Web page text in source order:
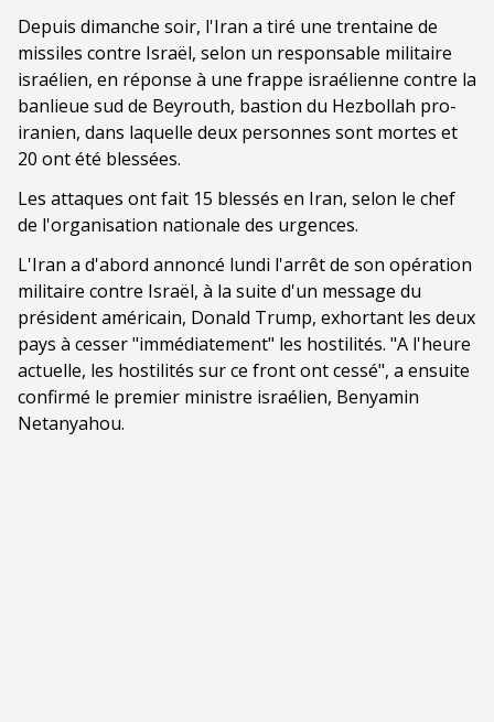
Depuis dimanche soir, l'Iran a tiré une trentaine de
missiles contre Israël, selon un responsable militaire
israélien, en réponse à une frappe israélienne contre la
banlieue sud de Beyrouth, bastion du Hezbollah pro-
iranien, dans laquelle deux personnes sont mortes et
20 ont été blessées.
Les attaques ont fait 15 blessés en Iran, selon le chef
de l'organisation nationale des urgences.
L'Iran a d'abord annoncé lundi l'arrêt de son opération
militaire contre Israël, à la suite d'un message du
président américain, Donald Trump, exhortant les deux
pays à cesser "immédiatement" les hostilités. "A l'heure
actuelle, les hostilités sur ce front ont cessé", a ensuite
confirmé le premier ministre israélien, Benyamin
Netanyahou.